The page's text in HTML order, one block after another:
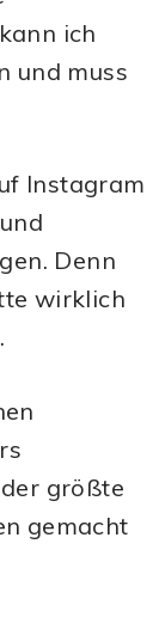
ich
und muss
Instagram
Denn
wirklich
größte
gemacht